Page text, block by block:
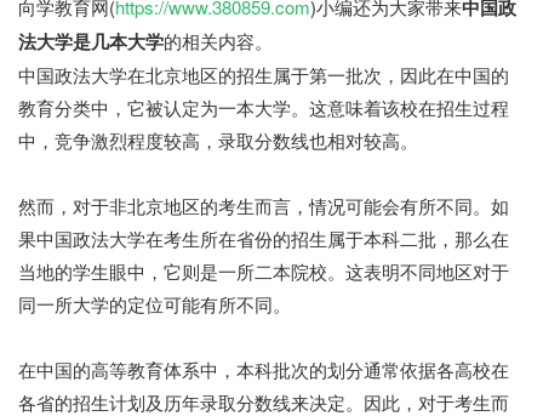
向学教育网(https://www.380859.com)小编还为大家带来中国政
法大学是几本大学的相关内容。
中国政法大学在北京地区的招生属于第一批次，因此在中国的
教育分类中，它被认定为一本大学。这意味着该校在招生过程
中，竞争激烈程度较高，录取分数线也相对较高。
然而，对于非北京地区的考生而言，情况可能会有所不同。如
果中国政法大学在考生所在省份的招生属于本科二批，那么在
当地的学生眼中，它则是一所二本院校。这表明不同地区对于
同一所大学的定位可能有所不同。
在中国的高等教育体系中，本科批次的划分通常依据各高校在
各省的招生计划及历年录取分数线来决定。因此，对于考生而